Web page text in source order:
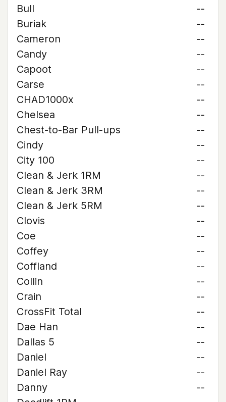
Bull
--
Buriak
--
Cameron
--
Candy
--
Capoot
--
Carse
--
CHAD1000x
--
Chelsea
--
Chest-to-Bar Pull-ups
--
Cindy
--
City 100
--
Clean & Jerk 1RM
--
Clean & Jerk 3RM
--
Clean & Jerk 5RM
--
Clovis
--
Coe
--
Coffey
--
Coffland
--
Collin
--
Crain
--
CrossFit Total
--
Dae Han
--
Dallas 5
--
Daniel
--
Daniel Ray
--
Danny
--